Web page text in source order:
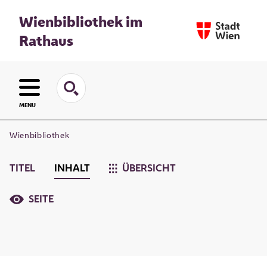
Wienbibliothek im
Rathaus
MENU
Wienbibliothek
TITEL INHALT ÜBERSICHT
SEITE